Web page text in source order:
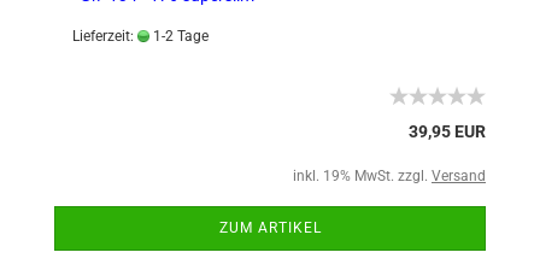
Lieferzeit: 1-2 Tage
39,95 EUR
inkl. 19% MwSt. zzgl. Versand
ZUM ARTIKEL